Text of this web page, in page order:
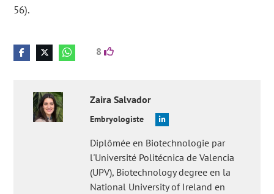
56).
8
Zaira Salvador
Embryologiste
Diplômée en Biotechnologie par
l'Université Politécnica de Valencia
(UPV), Biotechnology degree en la
National University of Ireland en